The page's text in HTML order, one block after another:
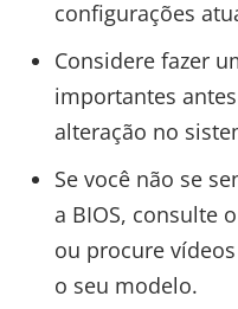
configurações
Considere fazer
importantes
alteração no
Se você não se
a BIOS, consulte
ou procure
o seu modelo.